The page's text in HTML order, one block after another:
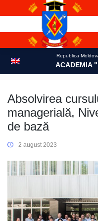
Republica
ACADEMIA
Absolvirea
managerială,
de bază
2 august 2023